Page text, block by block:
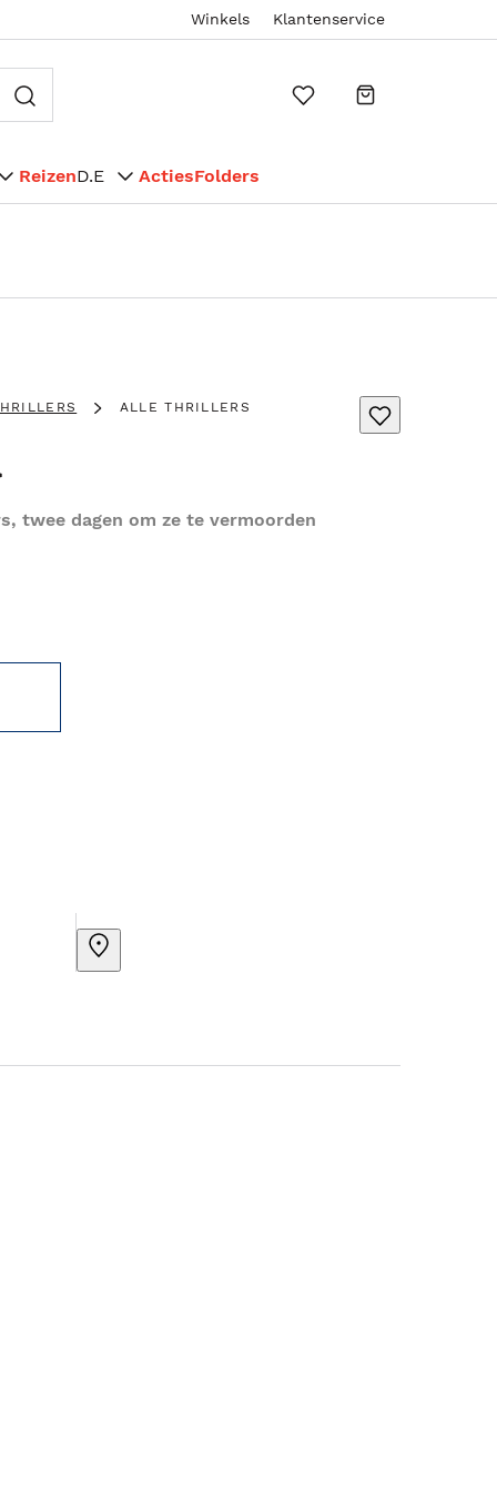
Winkels Klantenservice
ReizenD.E ActiesFolders
ALLE THRILLERS
twee dagen om ze te vermoorden